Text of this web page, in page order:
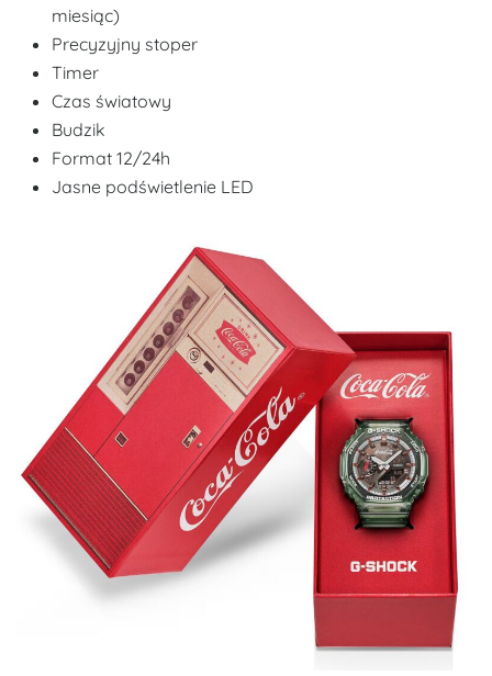
miesiąc)
Precyzyjny stoper
Timer
Czas światowy
Budzik
Format 12/24h
Jasne podświetlenie LED